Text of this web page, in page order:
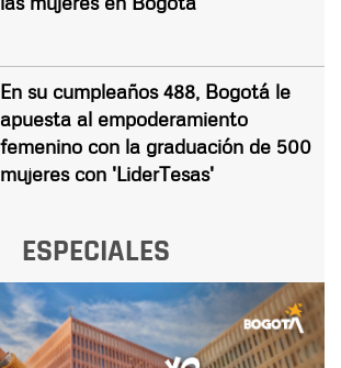
En su cumpleaños 488, Bogotá le
apuesta al empoderamiento
femenino con la graduación de 500
mujeres con 'LiderTesas'
ESPECIALES